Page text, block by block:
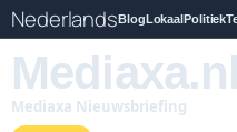
NederlandsBlogLokaalPolitiek
Mediaxa.nl
Mediaxa Nieuwsbriefing